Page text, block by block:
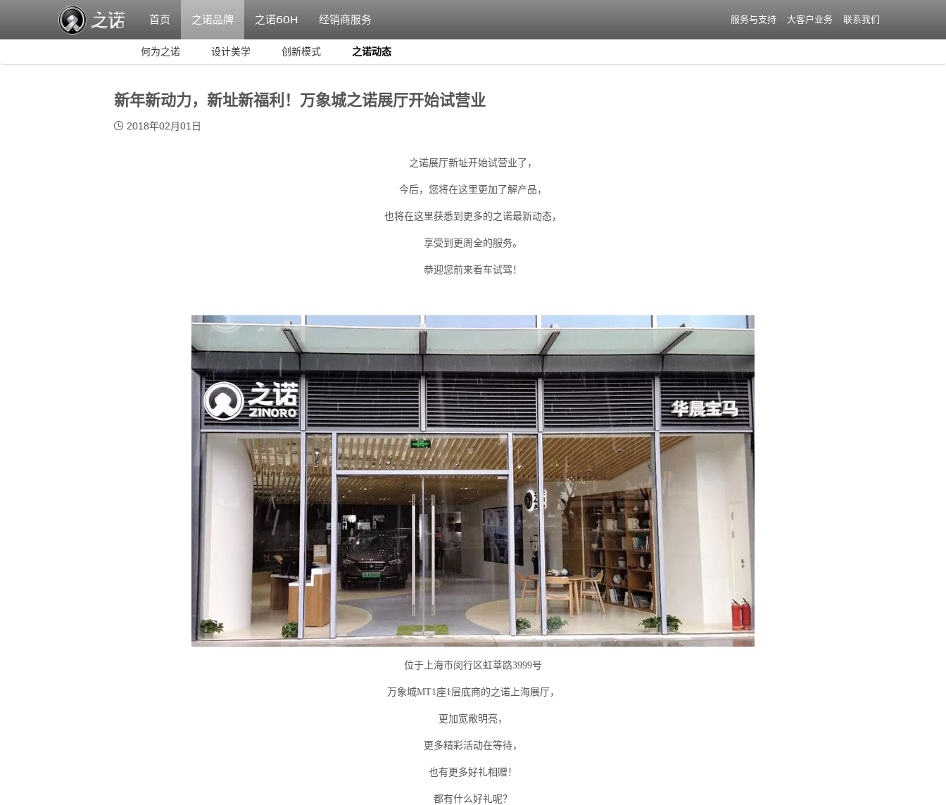
首页 之诺品牌
何为之诺 设计美学 创新模式 之诺动态
之诺60H 经销商服务 服务与支持 大客户业务 联系我们
新年新动力，新址新福利！万象城之诺展厅开始试营业
2018年02月01日
之诺展厅新址开始试营业了，
今后，您将在这里更加了解产品，
也将在这里获悉到更多的之诺最新动态，
享受到更周全的服务。
恭迎您前来看车试驾！
位于上海市闵行区虹莘路3999号
万象城MT1座1层底商的之诺上海展厅，
更加宽敞明亮，
更多精彩活动在等待，
也有更多好礼相赠！
都有什么好礼呢？